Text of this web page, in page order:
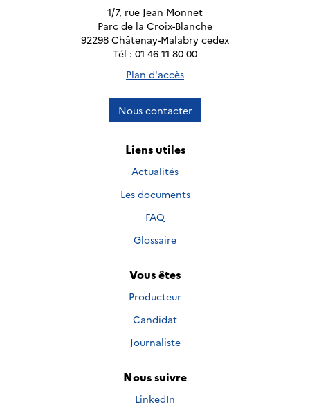
1/7, rue Jean Monnet
Parc de la Croix-Blanche
92298 Châtenay-Malabry cedex
Tél : 01 46 11 80 00
Plan d'accès
Nous contacter
Liens utiles
Actualités
Les documents
FAQ
Glossaire
Vous êtes
Producteur
Candidat
Journaliste
Nous suivre
Nous suivre sur
LinkedIn